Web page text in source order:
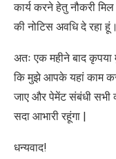
कार्य करने हेतु नौकरी
की नोटिस अवधि दे रहा हूं।
अतः एक महीने बाद
कि मुझे आपके यहां काम
जाए और पेमेंट संबंधी सभी
सदा आभारी रहूंगा |
धन्यवाद!